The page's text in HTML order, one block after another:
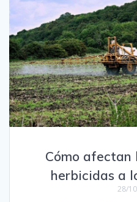
Cómo afectan
herbicidas a
28/